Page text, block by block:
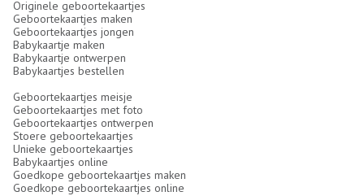
Originele geboortekaartjes
Geboortekaartjes maken
Geboortekaartjes jongen
Babykaartje maken
Babykaartje ontwerpen
Babykaartjes bestellen
Geboortekaartjes meisje
Geboortekaartjes met foto
Geboortekaartjes ontwerpen
Stoere geboortekaartjes
Unieke geboortekaartjes
Babykaartjes online
Goedkope geboortekaartjes maken
Goedkope geboortekaartjes online